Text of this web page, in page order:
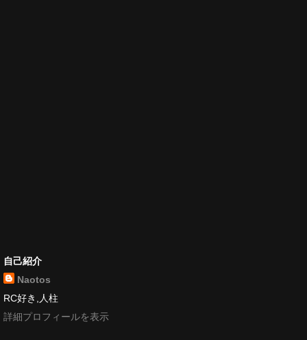
自己紹介
Naotos
RC好き,人柱
詳細プロフィールを表示